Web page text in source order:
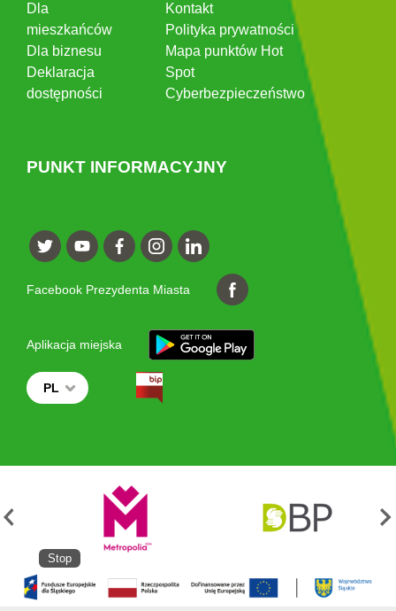
Dla
mieszkańców
Dla biznesu
Deklaracja
dostępności
Kontakt
Polityka prywatności
Mapa punktów Hot
Spot
Cyberbezpieczeństwo
PUNKT INFORMACYJNY
Facebook Prezydenta Miasta
Aplikacja miejska
PL
Stop